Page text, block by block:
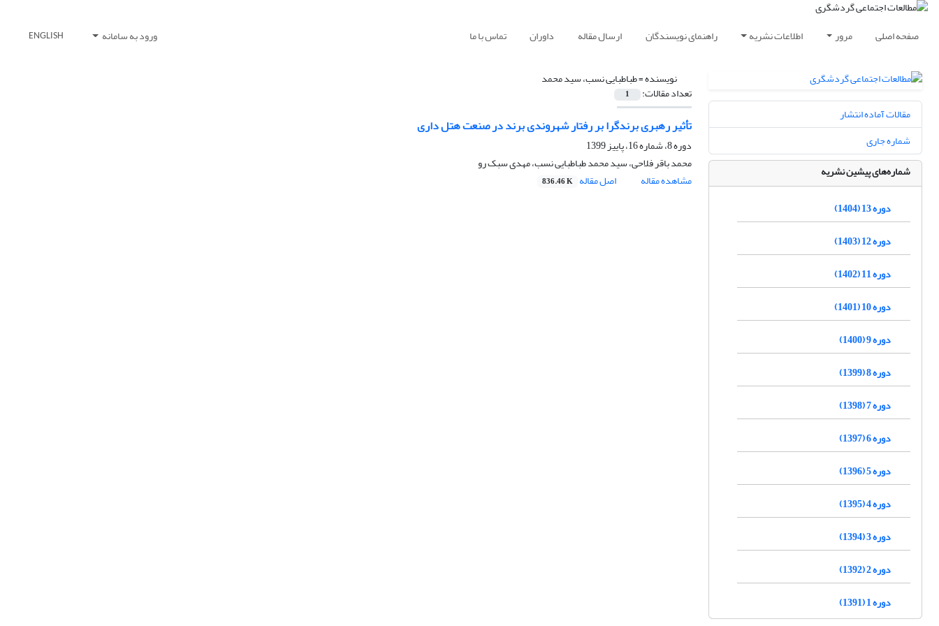
صفحه اصلی مرور اطلاعات نشریه راهنمای نویسندگان ارسال مقاله داوران تماس با ما ورود به سامانه ENGLISH
نویسنده =طباطبایی نسب، سید محمد
تعداد مقالات: 1
تأثیر رهبری برندگرا بر رفتار شهروندی برند در صنعت هتل داری
دوره 8، شماره 16، پاییز 1399
محمد باقر فلاحی، سید محمد طباطبایی نسب، مهدی سبک رو
مشاهده مقاله
اصل مقاله 836.46 K
مقالات آماده انتشار
شماره جاری
شماره‌های پیشین نشریه
دوره 13 (1404)
دوره 12 (1403)
دوره 11 (1402)
دوره 10 (1401)
دوره 9 (1400)
دوره 8 (1399)
دوره 7 (1398)
دوره 6 (1397)
دوره 5 (1396)
دوره 4 (1395)
دوره 3 (1394)
دوره 2 (1392)
دوره 1 (1391)